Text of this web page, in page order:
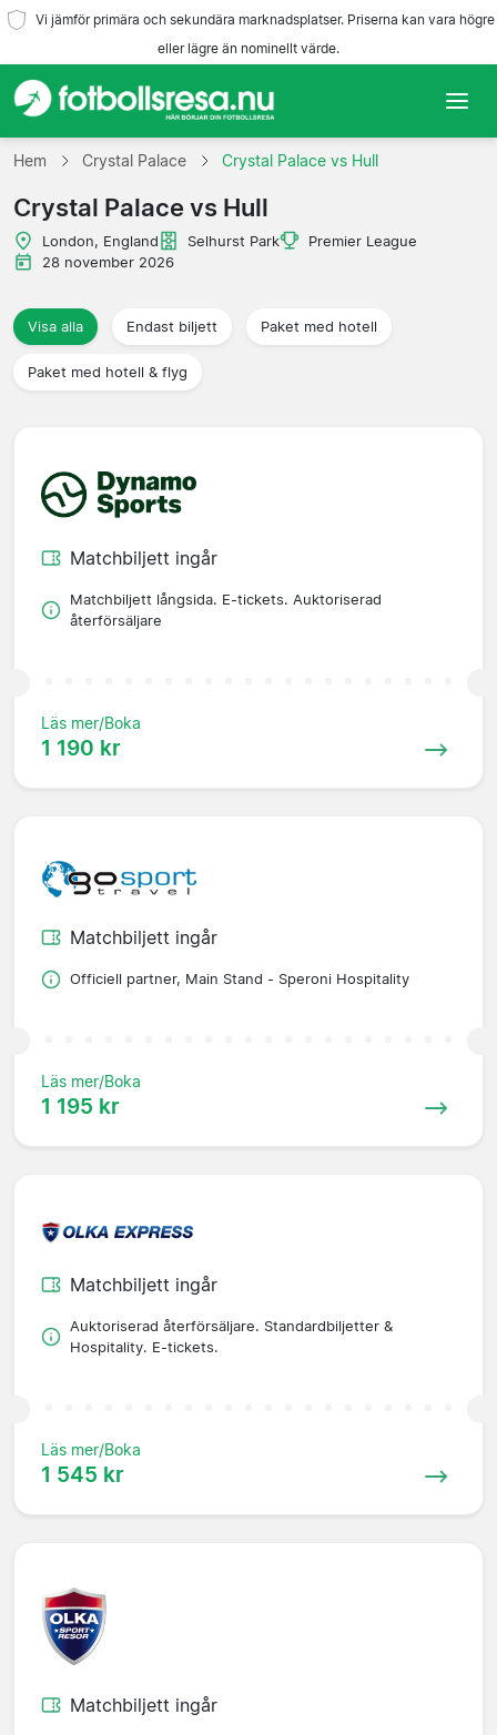
Vi jämför primära och sekundära marknadsplatser. Priserna kan vara högre
eller lägre än nominellt värde.
Hem
Lag
Ligor
Resebyråer
Hem Crystal Palace Crystal Palace vs Hull
Crystal Palace vs Hull
London, England Selhurst Park
Premier League
28 november 2026
Visa alla Endast biljett Paket med hotell
Paket med hotell & flyg
Matchbiljett ingår
Matchbiljett långsida. E-tickets. Auktoriserad
återförsäljare
Läs mer/Boka
1 190 kr
Matchbiljett ingår
Officiell partner, Main Stand - Speroni Hospitality
Läs mer/Boka
1 195 kr
Matchbiljett ingår
Auktoriserad återförsäljare. Standardbiljetter &
Hospitality. E-tickets.
Läs mer/Boka
1 545 kr
Matchbiljett ingår